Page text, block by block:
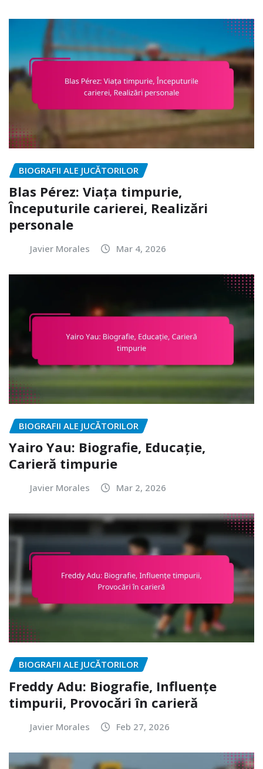
BIOGRAFII ALE JUCĂTORILOR
Blas Pérez: Viața timpurie,
Începuturile carierei, Realizări
personale
Javier Morales Mar 4, 2026
BIOGRAFII ALE JUCĂTORILOR
Yairo Yau: Biografie, Educație,
Carieră timpurie
Javier Morales Mar 2, 2026
BIOGRAFII ALE JUCĂTORILOR
Freddy Adu: Biografie, Influențe
timpurii, Provocări în carieră
Javier Morales Feb 27, 2026